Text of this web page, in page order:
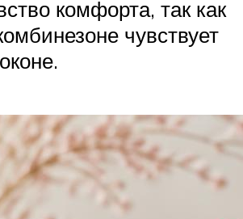
комфорта, так как
чувствует